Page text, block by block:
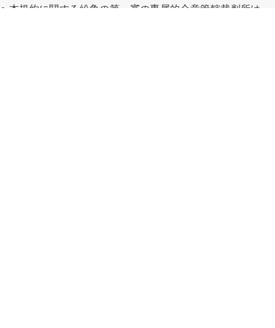
● 本規約に関する紛争の第一審の専属的合意管轄裁判所は、